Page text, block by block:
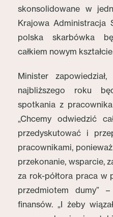
skonsolidowane w
Krajowa Administracja
polska skarbówka
całkiem nowym
Minister
najbliższego roku
spotkania z
„Chcemy odwiedzić
przedyskutować i
pracownikami,
przekonanie, wsparcie,
za rok-półtora praca w
przedmiotem dumy”
finansów. „I żeby